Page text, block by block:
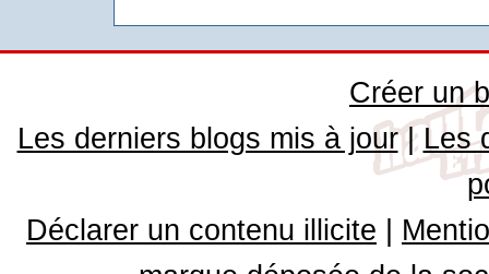
Créer un
Les derniers blogs mis à jour| Les
Déclarer un contenu illicite